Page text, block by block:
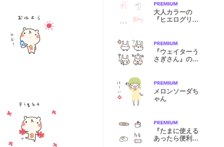
大人カラーの
『ヒエログリフ
『ウェイターう
さぎさん』の絵
メロンソーダち
ゃん
『たまに使える
あったら便利』